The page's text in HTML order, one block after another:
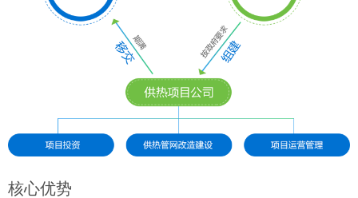
核心优势